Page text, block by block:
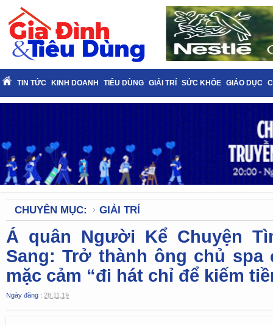
TIN TỨC KINH DOANH TIÊU DÙNG GIẢI TRÍ SỨC KHỎE GIÁO DỤC
CHUYÊN MỤC: GIẢI TRÍ
Á quân Người Kể Chuyện
Sang: Trở thành ông chủ spa
mặc cảm “đi hát chỉ để kiếm
Ngày đăng : 28.11.19